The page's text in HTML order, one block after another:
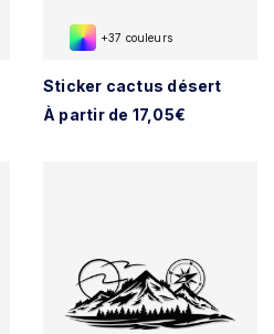
+37 couleurs
Sticker cactus désert
À partir de 17,05€